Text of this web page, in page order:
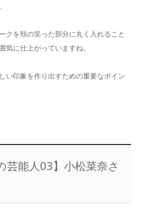
クを頬の笑った部分に丸く入れること
気に仕上がっていますね。
い印象を作り出すための重要なポイン
芸能人03】小松菜奈さ